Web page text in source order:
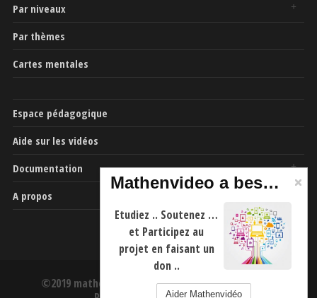
Par niveaux
Par thèmes
Cartes mentales
Espace pédagogique
Aide sur les vidéos
Documentation
A propos
©2019 mathenvideo.fr -CGU-Mentions Légales
Mathenvideo a besoin de vous
Etudiez .. Soutenez …
et Participez au
projet en faisant un
don ..
Aider Mathenvidéo